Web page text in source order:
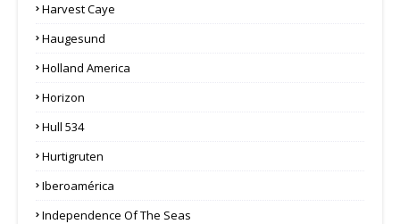
Harvest Caye
Haugesund
Holland America
Horizon
Hull 534
Hurtigruten
Iberoamérica
Independence Of The Seas